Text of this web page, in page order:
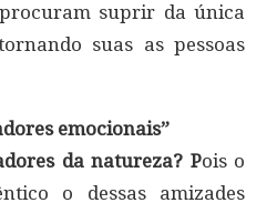
suprir da única
suas as pessoas
emocionais”
da natureza? Pois o
o dessas amizades